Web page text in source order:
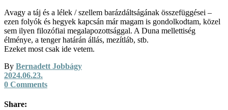
Avagy a táj és a lélek / szellem barázdáltságának összefüggései –
ezen folyók és hegyek kapcsán már magam is gondolkodtam, közel
sem ilyen filozófiai megalapozottsággal. A Duna mellettiség
élménye, a tenger határán állás, mezítláb, stb.
Ezeket most csak ide vetem.
By Bernadett Jobbágy
2024.06.23.
0 Comments
Share: